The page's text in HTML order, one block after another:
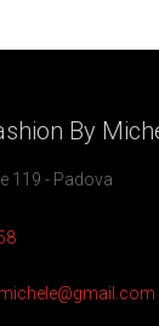
By
119 - Padova